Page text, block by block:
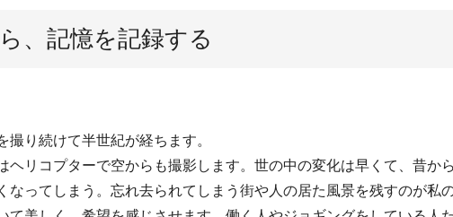
、記憶を記録する
り続けて半世紀が経ちます。
リコプターで空からも撮影します。世の中の変化は早くて、昔か
なってしまう。忘れ去られてしまう街や人の居た風景を残すのが